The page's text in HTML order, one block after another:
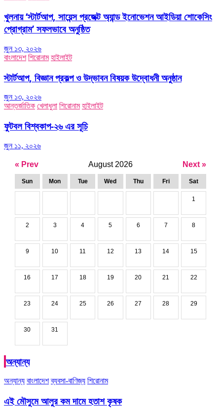
খুলনায় ‘স্টার্টআপ, সায়েন্স প্রজেক্ট অ্যান্ড ইনোভেশন আইডিয়া শোকেসিং
প্রোগ্রাম’ সফলভাবে অনুষ্ঠিত
জুন ১৩, ২০২৬
বাংলাদেশ শিরোনাম হাইলাইট
স্টার্টআপ, বিজ্ঞান প্রকল্প ও উদ্ভাবন বিষয়ক উদ্বোধনী অনুষ্ঠান
জুন ১৩, ২০২৬
আন্তর্জাতিক খেলাধুলা শিরোনাম হাইলাইট
ফুটবল বিশ্বকাপ-২৬ এর সূচি
জুন ১১, ২০২৬
« Prev August 2026 Next »
Sun Mon Tue Wed Thu Fri Sat
1
2 3 4 5 6 7 8
9 10 11 12 13 14 15
16 17 18 19 20 21 22
23 24 25 26 27 28 29
30 31
অন্যান্য
অন্যান্য বাংলাদেশ ব্যবসা-বাণিজ্য শিরোনাম
এই মৌসুমে আলুর কম দামে হতাশ কৃষক